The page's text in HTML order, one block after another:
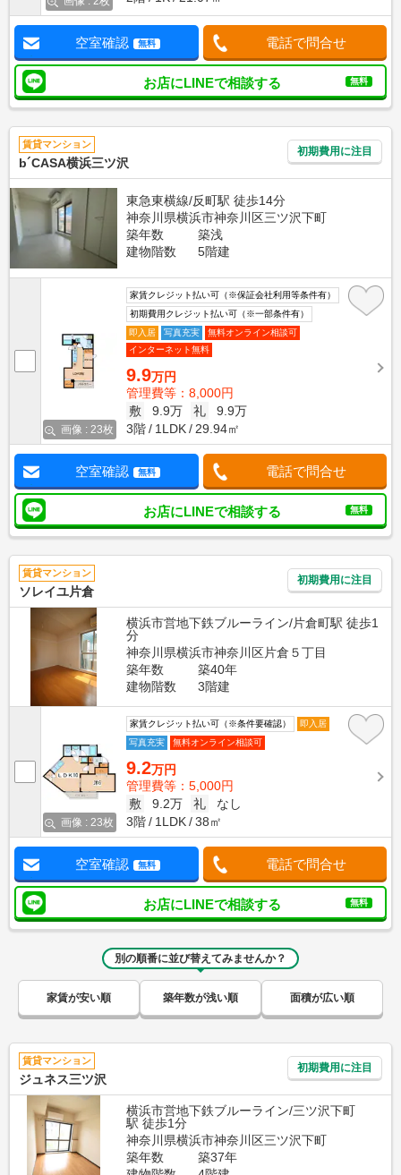
空室確認 無料 電話で問合せ
お店にLINEで相談する 無料
賃貸マンション
b´CASA横浜三ツ沢
初期費用に注目
東急東横線/反町駅 徒歩14分
神奈川県横浜市神奈川区三ツ沢下町
築年数
築浅
建物階数
5階建
画像 : 23枚
家賃クレジット払い可（※保証会社利用等条件有）
初期費用クレジット払い可（※一部条件有）
即入居
写真充実
無料オンライン相談可
インターネット無料
9.9万円
管理費等：8,000円
敷
9.9万 礼
9.9万
3階
1LDK 29.94㎡
空室確認 無料 電話で問合せ
お店にLINEで相談する 無料
賃貸マンション
ソレイユ片倉
初期費用に注目
横浜市営地下鉄ブルーライン/片倉町駅 徒歩1
分
神奈川県横浜市神奈川区片倉５丁目
築年数
築40年
建物階数
3階建
画像 : 23枚
家賃クレジット払い可（※条件要確認）
即入居
写真充実
無料オンライン相談可
9.2万円
管理費等：5,000円
敷
9.2万 礼
なし
3階
1LDK 38㎡
空室確認 無料 電話で問合せ
お店にLINEで相談する 無料
別の順番に並び替えてみませんか？
家賃が安い順 築年数が浅い順 面積が広い順
賃貸マンション
ジュネス三ツ沢
初期費用に注目
横浜市営地下鉄ブルーライン/三ツ沢下町
駅 徒歩1分
神奈川県横浜市神奈川区三ツ沢下町
築年数
築37年